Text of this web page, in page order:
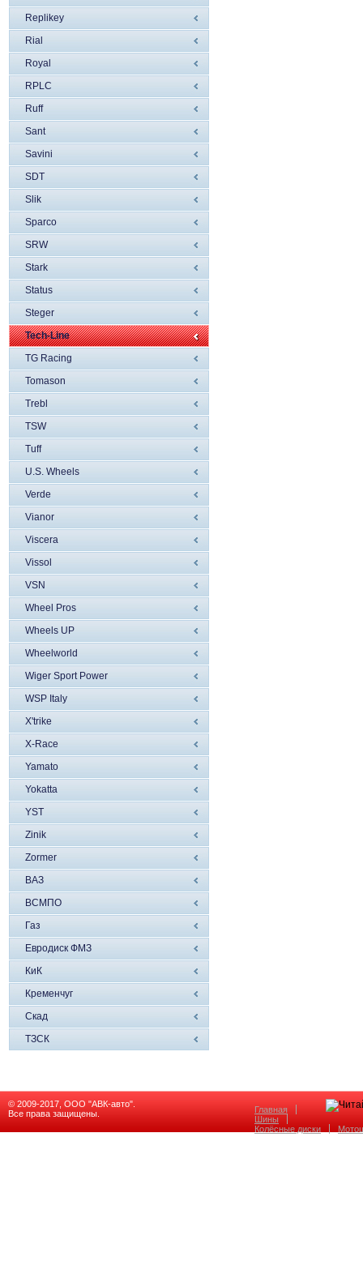
Replikey
Rial
Royal
RPLC
Ruff
Sant
Savini
SDT
Slik
Sparco
SRW
Stark
Status
Steger
Tech-Line
TG Racing
Tomason
Trebl
TSW
Tuff
U.S. Wheels
Verde
Vianor
Viscera
Vissol
VSN
Wheel Pros
Wheels UP
Wheelworld
Wiger Sport Power
WSP Italy
X'trike
X-Race
Yamato
Yokatta
YST
Zinik
Zormer
ВАЗ
ВСМПО
Газ
Евродиск ФМЗ
КиК
Кременчуг
Скад
ТЗСК
© 2009-2017, ООО "АВК-авто".
Все права защищены.
Главная
Шины
Колёсные диски